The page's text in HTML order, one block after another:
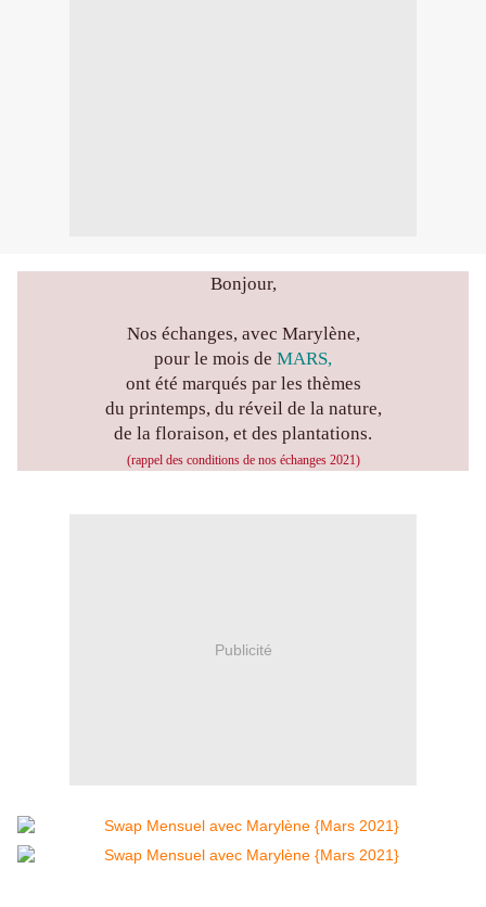
Bonjour,
Nos échanges, avec Marylène,
pour le mois de MARS,
ont été marqués par les thèmes
du printemps, du réveil de la nature,
de la floraison, et des plantations.
(rappel des conditions de nos échanges 2021)
Publicité